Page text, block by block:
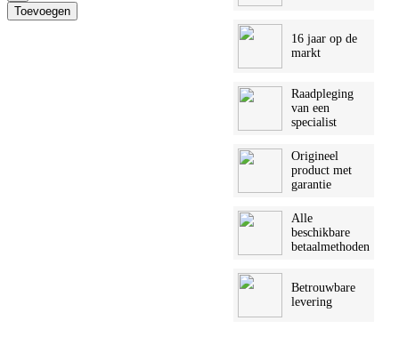
Toevoegen
16 jaar op de
markt
Raadpleging
van een
specialist
Origineel
product met
garantie
Alle
beschikbare
betaalmethoden
Betrouwbare
levering